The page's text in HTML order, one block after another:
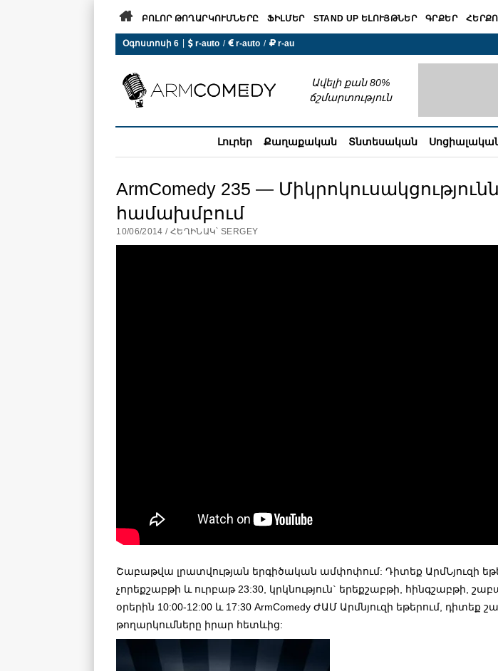
 ԲՈԼՈՐ ԹՈՂԱՐԿՈՒՄՆԵՐԸ ՖԻԼՄԵՐ STAND UP ԵԼՈՒՅԹՆԵՐ ԳՐՔԵՐ
Օգոստոսի 6 |
 r-auto /  r-auto /  r-au
0°C  Եղանակն այսօր չի աշխատում
Ավելի քան 80%
ճշմարտություն
Լուրեր Քաղաքական Տնտեսական
ArmComedy 235 —
համախմբում
10/06/2014 / ՀԵՂԻՆԱԿ՝ SERGEY
Շաբաթվա լրատվության երգիծական ամփոփում: Դիտեք ԱրմՆյուզի
չորեքշաբթի և ուրբաթ 23:30, կրկնություն` երեքշաբթի, հինգշաբթի,
օրերին 10:00-12:00 և 17:30 ArmComedy ԺԱՄ Արմնյուզի եթերում, դիտեք
թողարկումները իրար հետևից: